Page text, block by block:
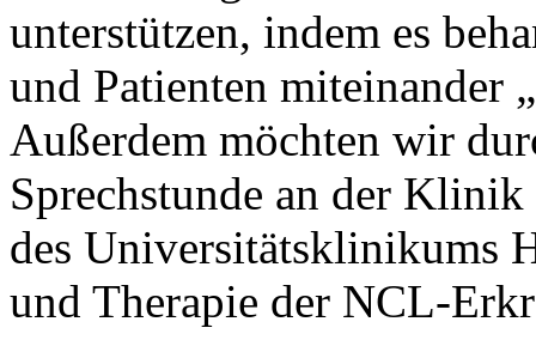
unterstützen, indem es
und Patienten miteinander
Außerdem möchten wir
Sprechstunde an der
des Universitätsklinikums
und Therapie der NCL-